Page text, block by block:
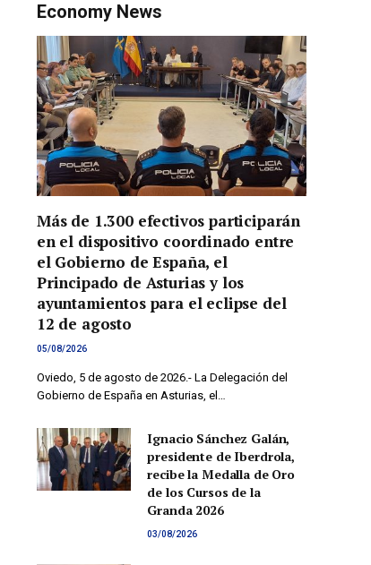
Economy News
Más de 1.300 efectivos participarán
en el dispositivo coordinado entre
el Gobierno de España, el
Principado de Asturias y los
ayuntamientos para el eclipse del
12 de agosto
05/08/2026
Oviedo, 5 de agosto de 2026.- La Delegación del
Gobierno de España en Asturias, el…
Ignacio Sánchez Galán,
presidente de Iberdrola,
recibe la Medalla de Oro
de los Cursos de la
Granda 2026
03/08/2026